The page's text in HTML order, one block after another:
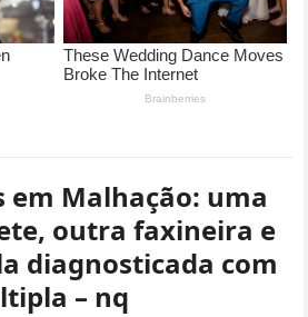
em Malhação: uma
outra faxineira e
diagnosticada com
– nq